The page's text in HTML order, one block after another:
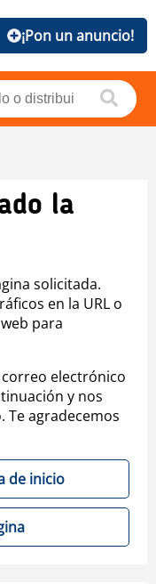
¡Pon un anuncio!
la
solicitada.
en la URL o
para
electrónico
y nos
agradecemos
de inicio